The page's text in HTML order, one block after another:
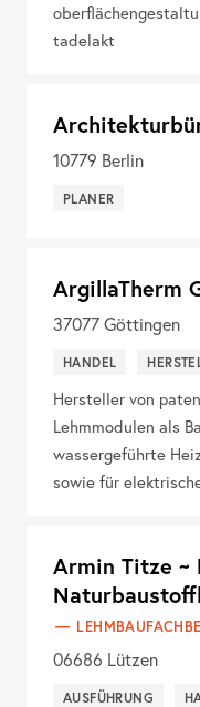
tadelakt
10779 Berlin
PLANER
ArgillaTherm
37077Göttingen
HANDEL
Hersteller von
Lehmmodulen als
wassergeführte
sowie für
Armin Titze ~
06686 Lützen
AUSFÜHRUNG